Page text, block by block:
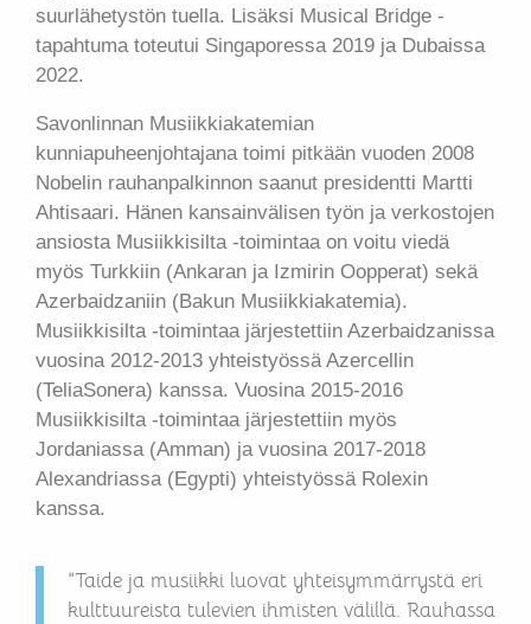
suurlähetystön tuella. Lisäksi Musical Bridge -
tapahtuma toteutui Singaporessa 2019 ja Dubaissa
2022.
Savonlinnan Musiikkiakatemian
kunniapuheenjohtajana toimi pitkään vuoden 2008
Nobelin rauhanpalkinnon saanut presidentti Martti
Ahtisaari. Hänen kansainvälisen työn ja verkostojen
ansiosta Musiikkisilta -toimintaa on voitu viedä
myös Turkkiin (Ankaran ja Izmirin Oopperat) sekä
Azerbaidzaniin (Bakun Musiikkiakatemia).
Musiikkisilta -toimintaa järjestettiin Azerbaidzanissa
vuosina 2012-2013 yhteistyössä Azercellin
(TeliaSonera) kanssa. Vuosina 2015-2016
Musiikkisilta -toimintaa järjestettiin myös
Jordaniassa (Amman) ja vuosina 2017-2018
Alexandriassa (Egypti) yhteistyössä Rolexin
kanssa.
“Taide ja musiikki luovat yhteisymmärrystä eri
kulttuureista tulevien ihmisten välillä. Rauhassa